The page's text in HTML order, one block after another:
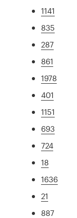
1141
835
287
861
1978
401
1151
693
724
18
1636
21
887